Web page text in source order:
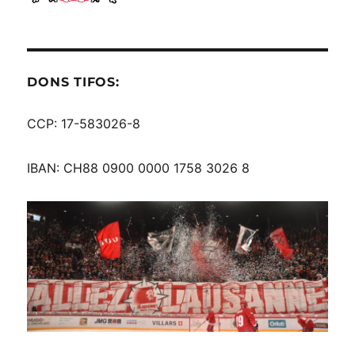
DONS TIFOS:
CCP: 17-583026-8
IBAN: CH88 0900 0000 1758 3026 8